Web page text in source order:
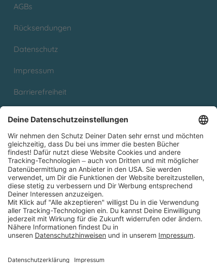
AGBs
Rücksendungen
Datenschutz
Impressum
Barrierefreiheit
Partnerprogramm (Affiliate)
Folge uns auf
* Versandkostenfrei ab 9,00 € Bestellwert innerhalb
Deutschlands
** Lieferzeit 1-3 Werktage innerhalb Deutschlands